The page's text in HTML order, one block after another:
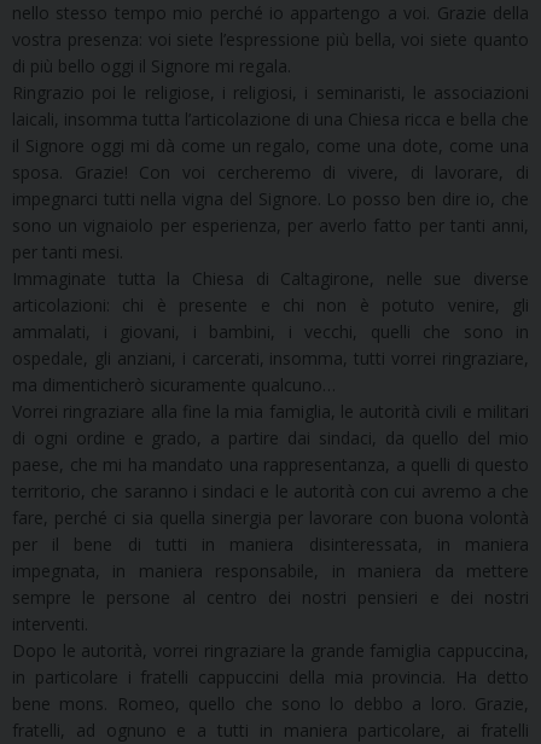
nello stesso tempo mio perché io appartengo a voi. Grazie della
vostra presenza: voi siete l’espressione più bella, voi siete quanto
di più bello oggi il Signore mi regala.
Ringrazio poi le religiose, i religiosi, i seminaristi, le associazioni
laicali, insomma tutta l’articolazione di una Chiesa ricca e bella che
il Signore oggi mi dà come un regalo, come una dote, come una
sposa. Grazie! Con voi cercheremo di vivere, di lavorare, di
impegnarci tutti nella vigna del Signore. Lo posso ben dire io, che
sono un vignaiolo per esperienza, per averlo fatto per tanti anni,
per tanti mesi.
Immaginate tutta la Chiesa di Caltagirone, nelle sue diverse
articolazioni: chi è presente e chi non è potuto venire, gli
ammalati, i giovani, i bambini, i vecchi, quelli che sono in
ospedale, gli anziani, i carcerati, insomma, tutti vorrei ringraziare,
ma dimenticherò sicuramente qualcuno…
Vorrei ringraziare alla fine la mia famiglia, le autorità civili e militari
di ogni ordine e grado, a partire dai sindaci, da quello del mio
paese, che mi ha mandato una rappresentanza, a quelli di questo
territorio, che saranno i sindaci e le autorità con cui avremo a che
fare, perché ci sia quella sinergia per lavorare con buona volontà
per il bene di tutti in maniera disinteressata, in maniera
impegnata, in maniera responsabile, in maniera da mettere
sempre le persone al centro dei nostri pensieri e dei nostri
interventi.
Dopo le autorità, vorrei ringraziare la grande famiglia cappuccina,
in particolare i fratelli cappuccini della mia provincia. Ha detto
bene mons. Romeo, quello che sono lo debbo a loro. Grazie,
fratelli, ad ognuno e a tutti in maniera particolare, ai fratelli